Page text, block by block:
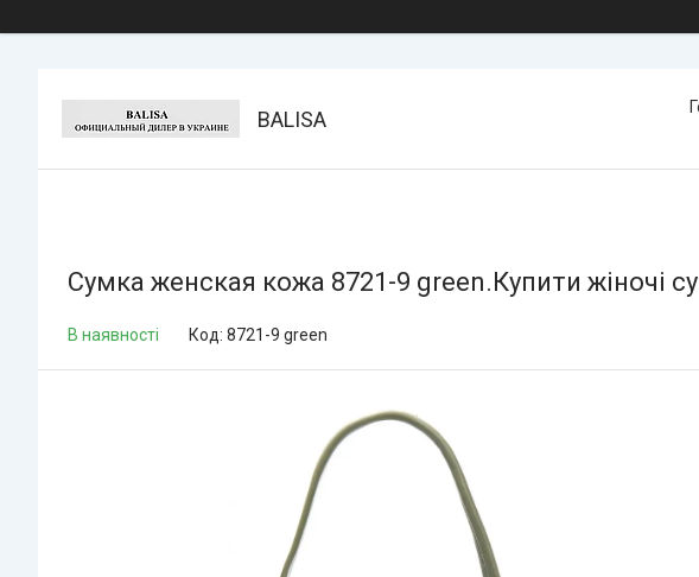
BALISA
Сумка женская кожа 8721-9 green.Купити жіночі
В наявності Код: 8721-9 green